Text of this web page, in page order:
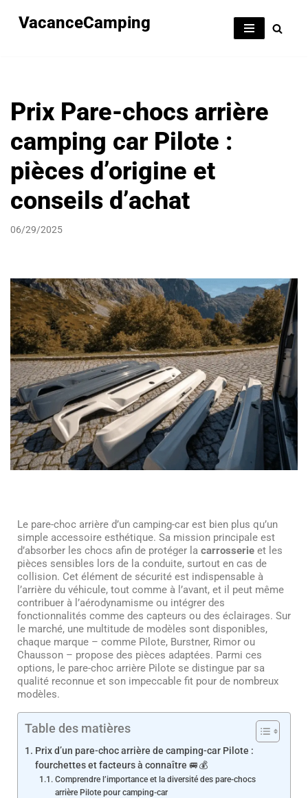
VacanceCamping
Prix Pare-chocs arrière
camping car Pilote :
pièces d’origine et
conseils d’achat
06/29/2025
Le pare-choc arrière d’un camping-car est bien plus qu’un
simple accessoire esthétique. Sa mission principale est
d’absorber les chocs afin de protéger la carrosserie et les
pièces sensibles lors de la conduite, surtout en cas de
collision. Cet élément de sécurité est indispensable à
l’arrière du véhicule, tout comme à l’avant, et il peut même
contribuer à l’aérodynamisme ou intégrer des
fonctionnalités comme des capteurs ou des éclairages. Sur
le marché, une multitude de modèles sont disponibles,
chaque marque – comme Pilote, Burstner, Rimor ou
Chausson – propose des pièces adaptées. Parmi ces
options, le pare-choc arrière Pilote se distingue par sa
qualité reconnue et son impeccable fit pour de nombreux
modèles.
Table des matières
Prix d’un pare-choc arrière de camping-car Pilote :
fourchettes et facteurs à connaître 🚐💰
Comprendre l’importance et la diversité des pare-chocs
arrière Pilote pour camping-car